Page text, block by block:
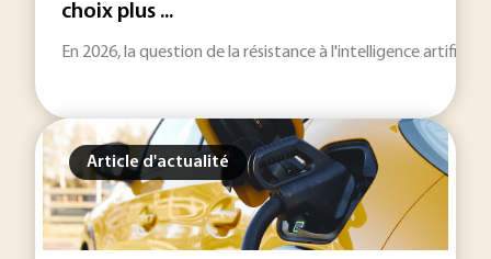
choix plus ...
En 2026, la question de la résistance à l'intelligence
Article d'actualité